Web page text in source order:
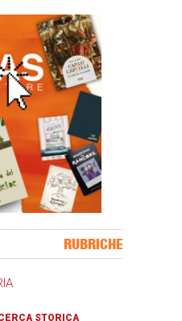
RUBRICHE
STORICA